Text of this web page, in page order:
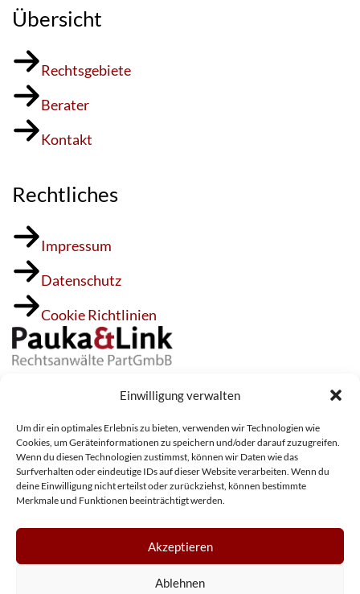
Einwilligung verwalten
Um dir ein optimales Erlebnis zu bieten, verwenden wir Technologien wie
Cookies, um Geräteinformationen zu speichern und/oder darauf zuzugreifen.
Wenn du diesen Technologien zustimmst, können wir Daten wie das
Surfverhalten oder eindeutige IDs auf dieser Website verarbeiten. Wenn du
deine Einwilligung nicht erteilst oder zurückziehst, können bestimmte
Merkmale und Funktionen beeinträchtigt werden.
Akzeptieren
Ablehnen
Übersicht
Rechtsgebiete
Berater
Kontakt
Rechtliches
Impressum
Datenschutz
Cookie Richtlinien
Willy-Brandt-Allee 18
Tel.:0228 / 934 902 00
Fax: 0228 / 934 902 22
24/7-Notruf:0163 / 62 62 404
Kanzlei@Pauka-Link.de
© 2026 PAUKA & LINK Rechtsanwälte PartGmbB.